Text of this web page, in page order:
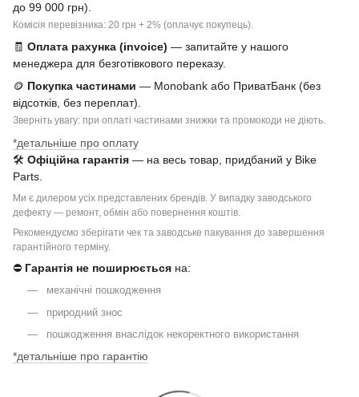
до 99 000 грн).
Комісія перевізника: 20 грн + 2% (оплачує покупець).
🧾 Оплата рахунка (invoice) — запитайте у нашого
менеджера для безготівкового переказу.
🪙 Покупка частинами — Monobank або ПриватБанк (без
відсотків, без переплат).
Зверніть увагу: при оплаті частинами знижки та промокоди не діють.
*детальніше про оплату
🛠 Офіційна гарантія — на весь товар, придбаний у Bike
Parts.
Ми є дилером усіх представлених брендів. У випадку заводського
дефекту — ремонт, обмін або повернення коштів.
Рекомендуємо зберігати чек та заводське пакування до завершення
гарантійного терміну.
⛔ Гарантія не поширюється на:
механічні пошкодження
природний знос
пошкодження внаслідок некоректного використання
*детальніше про гарантію